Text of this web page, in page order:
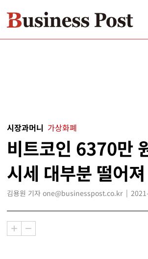
시장과머니 가상화폐
비트코인 6370만
시세 대부분 떨어져
김용원 기자 one@businesspost.co.kr